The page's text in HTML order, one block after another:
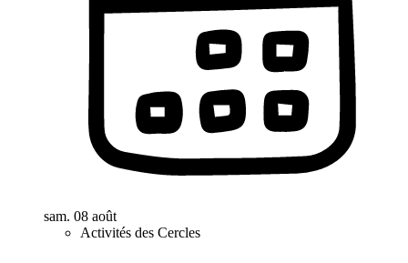
sam. 08 août
Activités des Cercles